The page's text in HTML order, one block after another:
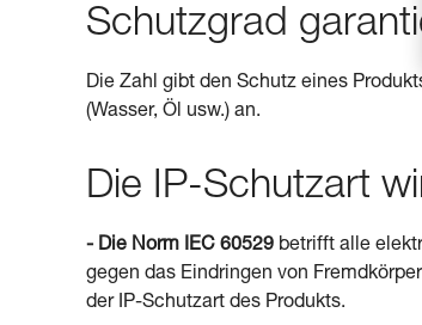
Schutzgrad
Die Zahl gibt den Schutz eines
(Wasser, Öl usw.) an.
Die IP-Schutzart
- Die Norm IEC 60529 betrifft alle
gegen das Eindringen von
der IP-Schutzart des Produkts.